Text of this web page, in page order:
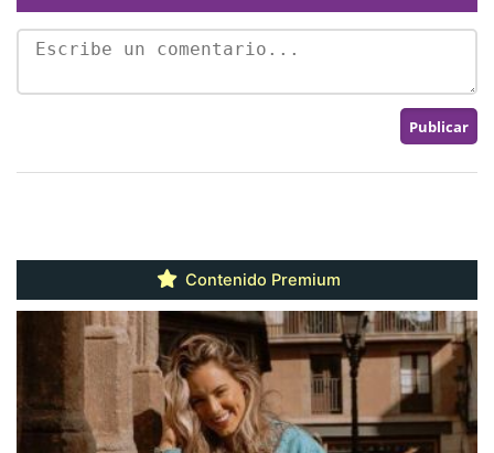
Contenido Premium